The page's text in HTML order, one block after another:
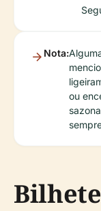
Nota:
ou